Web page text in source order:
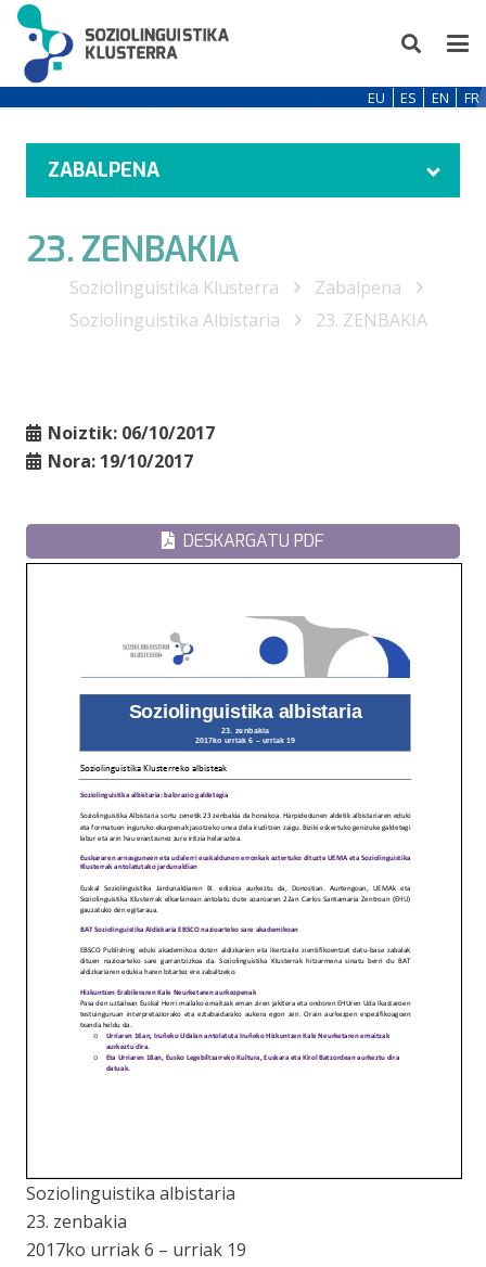
EU ES EN FR
ZABALPENA
23. ZENBAKIA
Soziolinguistika Klusterra
Zabalpena
Soziolinguistika Albistaria
23. ZENBAKIA
Noiztik: 06/10/2017
Nora: 19/10/2017
DESKARGATU PDF
Soziolinguistika albistaria
23. zenbakia
2017ko urriak 6 – urriak 19